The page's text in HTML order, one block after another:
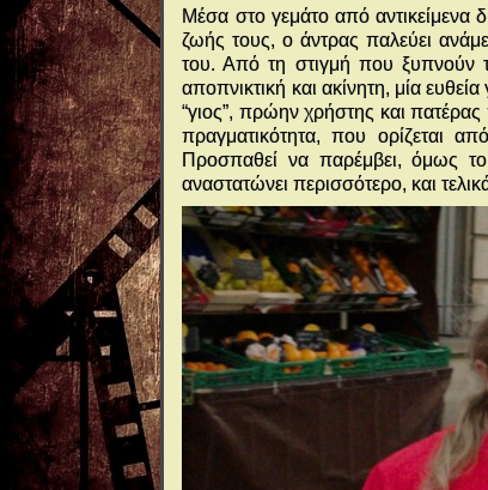
Μέσα στο γεμάτο από αντικείμενα
ζωής τους, ο άντρας παλεύει
του. Από τη στιγμή που ξυπνούν
αποπνικτική και ακίνητη, μία
“γιος”, πρώην χρήστης και πατέρας
πραγματικότητα, που ορίζεται
Προσπαθεί να παρέμβει, όμως
αναστατώνει περισσότερο, και